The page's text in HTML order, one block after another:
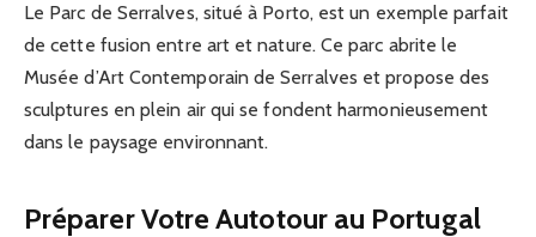
Le Parc de Serralves, situé à Porto, est un exemple parfait
de cette fusion entre art et nature. Ce parc abrite le
Musée d’Art Contemporain de Serralves et propose des
sculptures en plein air qui se fondent harmonieusement
dans le paysage environnant.
Préparer Votre Autotour au Portugal